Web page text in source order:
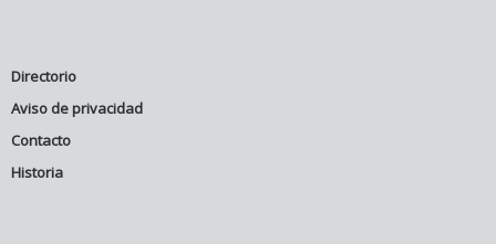
Directorio
Aviso de privacidad
Contacto
Historia